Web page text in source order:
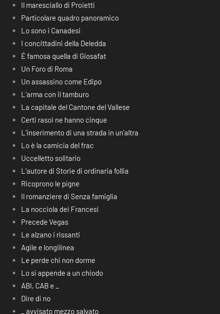
Il maresciallo di Proietti
Particolare quadro panoramico
Lo sono i Canadesi
I concittadini della Deledda
É famosa quella di Giosafat
Un Foro di Roma
Un assassino come Edipo
L’arma con il tamburo
La capitale del Cantone del Vallese
Certi rasoi ne hanno cinque
L’inserimento di una strada in un’altra
Lo è la camicia del frac
Uccelletto solitario
L’autore di Storie di ordinaria follia
Ricoprono le pigne
Il romanziere di Senza famiglia
La nocciola dei Francesi
Precede Vegas
Le alzano i rissanti
Agile e longilinea
Le perde chi non dorme
Lo si appende a un chiodo
ABI, CAB e _
Dire di no
_ avvisato mezzo salvato